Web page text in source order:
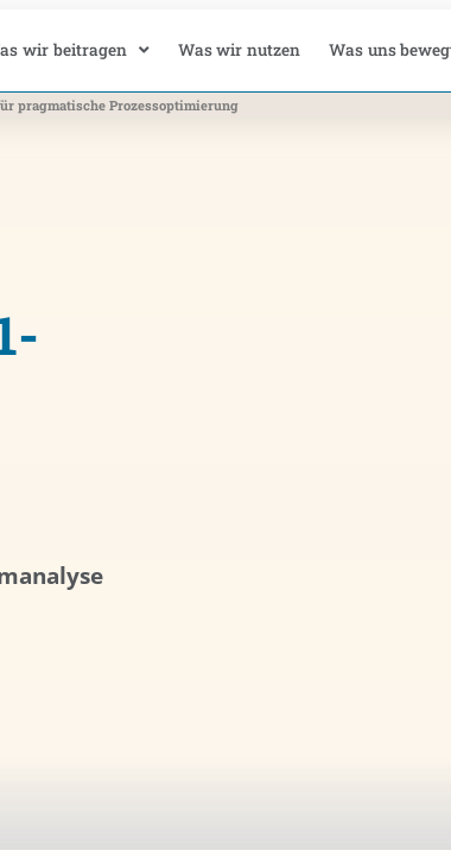
wir beitragen Was wir nutzen Was uns
pragmatische Prozessoptimierung